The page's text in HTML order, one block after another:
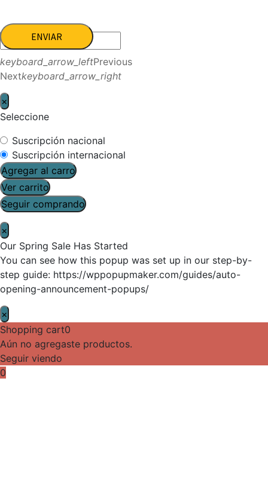
ENVIAR
keyboard_arrow_leftPrevious
Nextkeyboard_arrow_right
×
Seleccione
Suscripción nacional
Suscripción internacional
Agregar al carro
Ver carrito
Seguir comprando
×
Our Spring Sale Has Started
You can see how this popup was set up in our step-by-
step guide: https://wppopupmaker.com/guides/auto-
opening-announcement-popups/
×
Shopping cart0
Aún no agregaste productos.
Seguir viendo
0